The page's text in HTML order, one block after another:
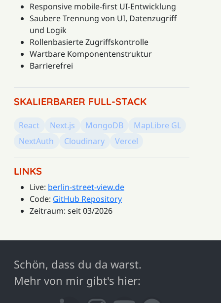
Responsive mobile-first UI-Entwicklung
Saubere Trennung von UI, Datenzugriff
und Logik
Rollenbasierte Zugriffskontrolle
Wartbare Komponentenstruktur
Barrierefrei
SKALIERBARER FULL-STACK
React Next.js MongoDB
MapLibre GL
NextAuth
Cloudinary Vercel
LINKS
Live: berlin-street-view.de
Code: GitHub Repository
Zeitraum: seit 03/2026
Schön, dass du da warst.
Mehr von mir gibt's hier: